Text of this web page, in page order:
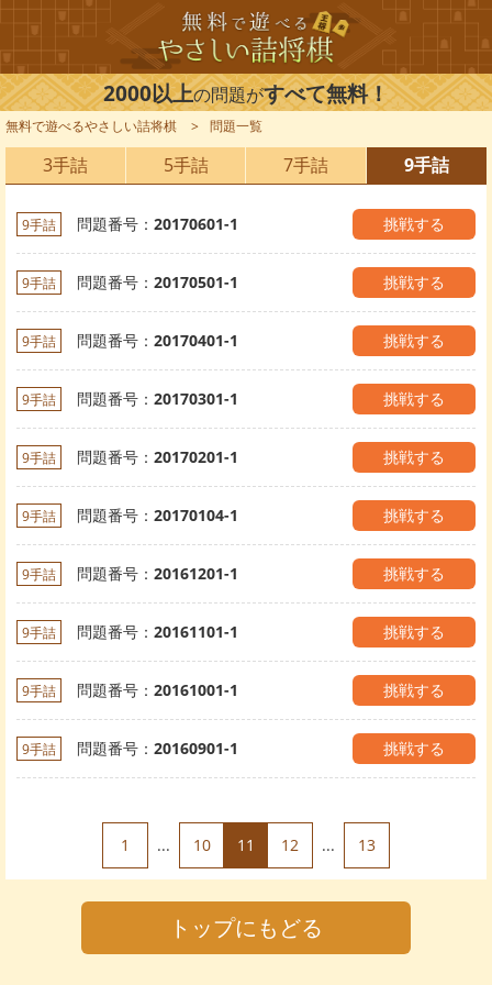
2000以上の問題がすべて無料！
無料で遊べるやさしい詰将棋 問題一覧
3手詰 5手詰 7手詰 9手詰
9手詰 問題番号： 20170601-1 挑戦する
9手詰 問題番号： 20170501-1 挑戦する
9手詰 問題番号： 20170401-1 挑戦する
9手詰 問題番号： 20170301-1 挑戦する
9手詰 問題番号： 20170201-1 挑戦する
9手詰 問題番号： 20170104-1 挑戦する
9手詰 問題番号： 20161201-1 挑戦する
9手詰 問題番号： 20161101-1 挑戦する
9手詰 問題番号： 20161001-1 挑戦する
9手詰 問題番号： 20160901-1 挑戦する
1 ... 10 11 12 ... 13
トップにもどる